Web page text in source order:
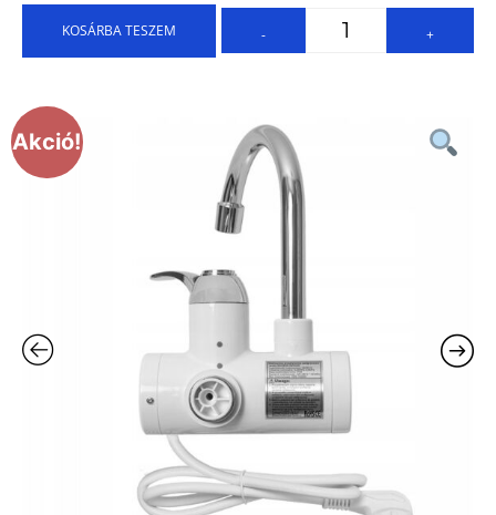
- +
KOSÁRBA TESZEM
Akció!